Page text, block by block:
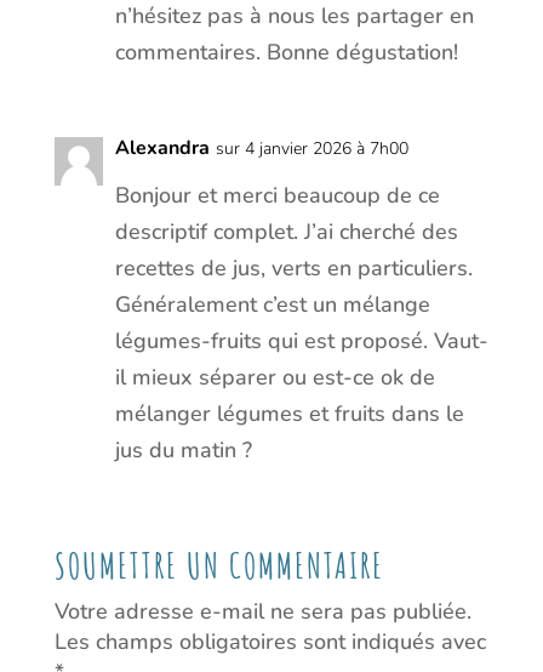
n’hésitez pas à nous les partager en
commentaires. Bonne dégustation!
Alexandra sur 4 janvier 2026 à 7h00
Bonjour et merci beaucoup de ce
descriptif complet. J’ai cherché des
recettes de jus, verts en particuliers.
Généralement c’est un mélange
légumes-fruits qui est proposé. Vaut-
il mieux séparer ou est-ce ok de
mélanger légumes et fruits dans le
jus du matin ?
SOUMETTRE UN COMMENTAIRE
Votre adresse e-mail ne sera pas publiée.
Les champs obligatoires sont indiqués avec